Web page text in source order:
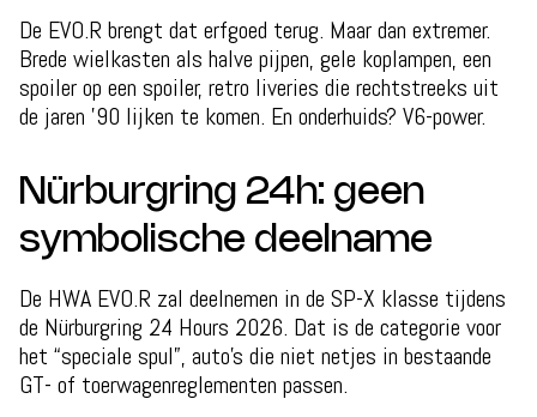
De EVO.R brengt dat erfgoed terug. Maar dan extremer.
Brede wielkasten als halve pijpen, gele koplampen, een
spoiler op een spoiler, retro liveries die rechtstreeks uit
de jaren ’90 lijken te komen. En onderhuids? V6-power.
Nürburgring 24h: geen
symbolische deelname
De HWA EVO.R zal deelnemen in de SP-X klasse tijdens
de Nürburgring 24 Hours 2026. Dat is de categorie voor
het “speciale spul”, auto’s die niet netjes in bestaande
GT- of toerwagenreglementen passen.